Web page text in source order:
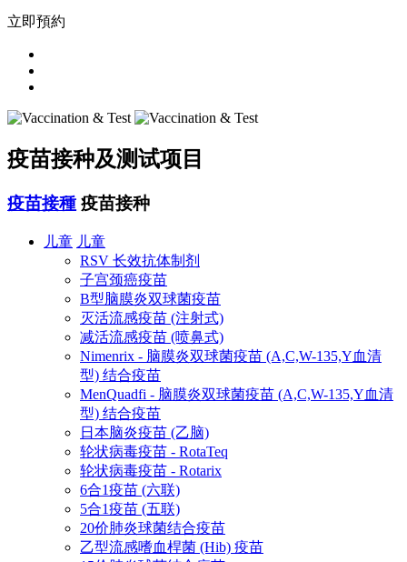
立即預約
疫苗接种及测试项目
疫苗接種 疫苗接种
儿童 儿童
RSV 长效抗体制剂
子宫颈癌疫苗
B型脑膜炎双球菌疫苗
灭活流感疫苗 (注射式)
减活流感疫苗 (喷鼻式)
Nimenrix - 脑膜炎双球菌疫苗 (A,C,W-135,Y血清
型) 结合疫苗
MenQuadfi - 脑膜炎双球菌疫苗 (A,C,W-135,Y血清
型) 结合疫苗
日本脑炎疫苗 (乙脑)
轮状病毒疫苗 - RotaTeq
轮状病毒疫苗 - Rotarix
6合1疫苗 (六联)
5合1疫苗 (五联)
20价肺炎球菌结合疫苗
乙型流感嗜血桿菌 (Hib) 疫苗